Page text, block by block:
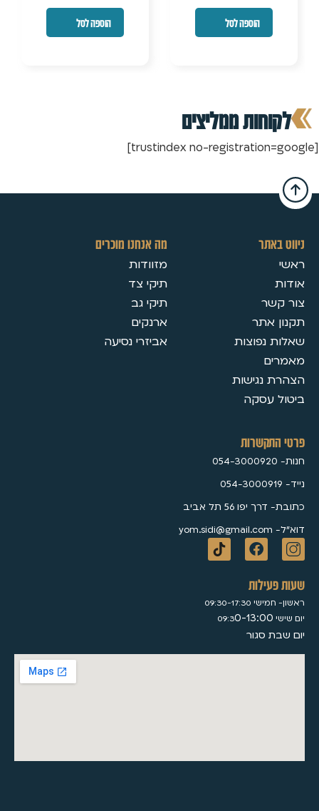
הוספה לסל הוספה לסל
לקוחות ממליצים
[trustindex no-registration=google]
ניווט באתר
ראשי
אודות
צור קשר
תקנון אתר
שאלות נפוצות
מאמרים
הצהרת נגישות
ביטול עסקה
מה אנחנו מוכרים
מזוודות
תיקי צד
תיקי גב
ארנקים
אביזרי נסיעה
פרטי התקשרות
חנות- 054-3000920
נייד- 054-3000919
כתובת- דרך יפו 56 תל אביב
דוא״ל- yom.sidi@gmail.com
שעות פעילות
ראשון- חמישי 09:30-17:30
יום שישי 09:3 0-13:00
יום שבת סגור